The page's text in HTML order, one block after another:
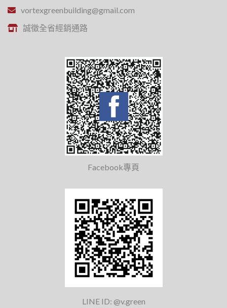
vortexgreenbuilding@gmail.com
誠徵全省經銷通路
Facebook專頁
LINE ID: @v.green